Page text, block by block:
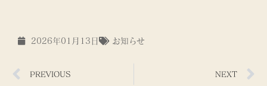
2026年01月13日 お知らせ
PREVIOUS NEXT